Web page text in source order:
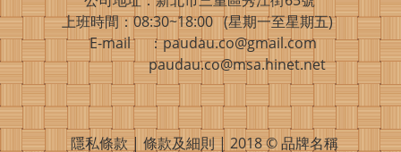
上班時間：08:30~18:00 (星期一至星期五)
E-mail ：paudau.co@gmail.com
paudau.co@msa.hinet.net
隱私條款 | 條款及細則 | 2018 © 品牌名稱